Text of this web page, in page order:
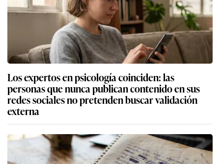
Los expertos en psicología coinciden: las
personas que nunca publican contenido en sus
redes sociales no pretenden buscar validación
externa